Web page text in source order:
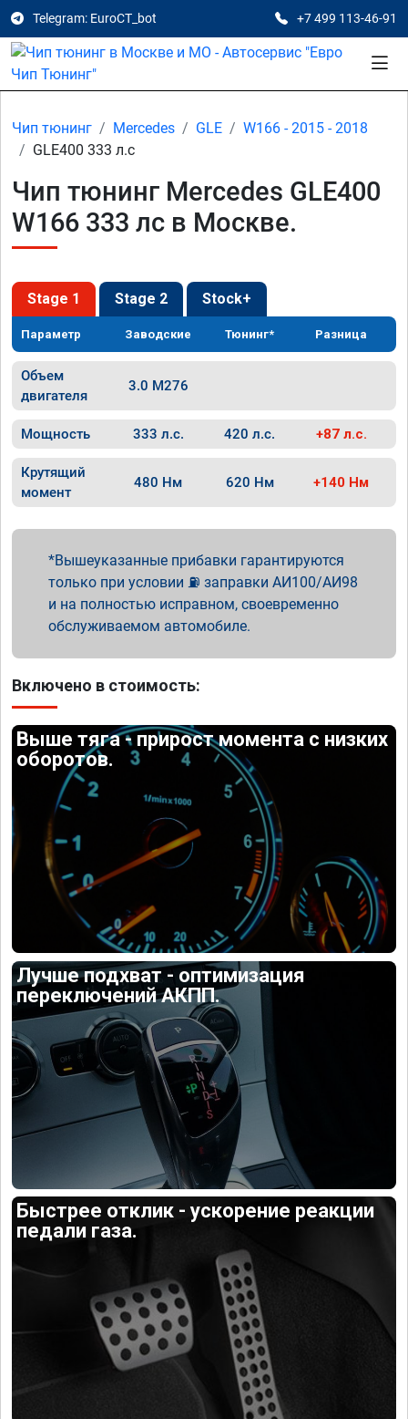
Telegram: EuroCT_bot +7 499 113-46-91
Чип тюнинг Mercedes GLE
W166 - 2015 - 2018
GLE400 333 л.с
Чип тюнинг Mercedes GLE400
W166 333 лс в Москве.
Stage 1 Stage 2 Stock+
Параметр Заводские Тюнинг* Разница
Объем
двигателя
3.0 M276
Мощность 333 л.с. 420 л.с. +87 л.с.
Крутящий
момент
480 Нм 620 Нм +140 Нм
Вышеуказанные прибавки гарантируются
только при условии ⛽ заправки АИ100/АИ98
и на полностью исправном, своевременно
обслуживаемом автомобиле.
Включено в стоимость:
Выше тяга - прирост момента с низких
оборотов.
Лучше подхват - оптимизация
переключений АКПП.
Быстрее отклик - ускорение реакции
педали газа.